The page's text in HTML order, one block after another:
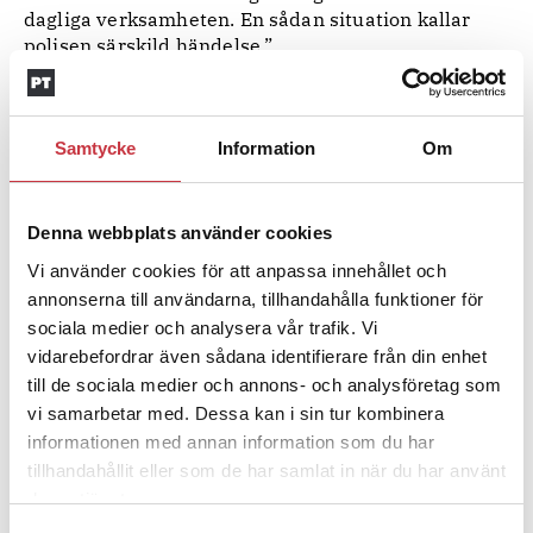
Samtycke Information Om
Denna webbplats använder cookies
Vi använder cookies för att anpassa innehållet och
annonserna till användarna, tillhandahålla funktioner för
sociala medier och analysera vår trafik. Vi
vidarebefordrar även sådana identifierare från din enhet
till de sociala medier och annons- och analysföretag som
vi samarbetar med. Dessa kan i sin tur kombinera
informationen med annan information som du har
tillhandahållit eller som de har samlat in när du har använt
deras tjänster.
dagliga verksamheten. En sådan situation kallar
polisen särskild händelse.”
Källa Polisen.se
Mer information hittar du
Hon är inte ensam
om att oroa sig inför sommaren.
Regionpolischef Dan Persson har tagit beslut om
semesterperioden 2017.
Dan Persson säger till Polistidningen att beslutet om
särskild händelse för att lösa bemanning inte är
några konstigheter utan att det har gjorts förut i
liknande fall.
– Vi är överens med facket och
skyddsorganisationen och det här är ett bra sätt att
få ett helhetsgrepp, att hela organisationen ställer
upp och att vi nyttjar stabsmetodiken och får en